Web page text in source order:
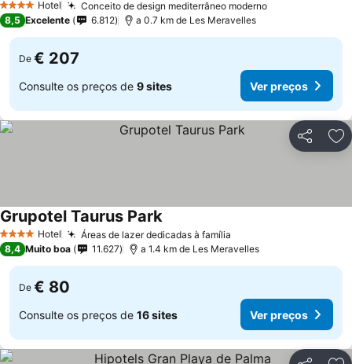
4 EstrelasHotel Conceito de design mediterrâneo moderno
8,5 Excelente 6.812 a 0.7 km de Les Meravelles
De € 207
Consulte os preços de 9 sites Ver preços
Partilhar
4 EstrelasHotel Áreas de lazer dedicadas à família
Grupotel Taurus Park
8,4 Muito boa 11.627 a 1.4 km de Les Meravelles
De € 80
Consulte os preços de 16 sites Ver preços